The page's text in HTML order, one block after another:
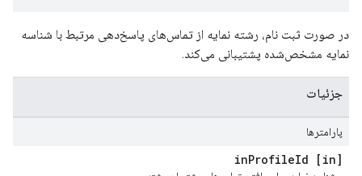
در صورت ثبت نام، رشته نمایه از تماس‌های پاسخ‌دهی مرتبط با شناسه
نمایه مشخص‌شده پشتیبانی می‌کند.
جزئیات
پارامترها
[in] in
ProfileId